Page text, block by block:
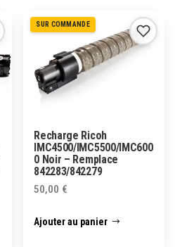
SUR COMMANDE
Recharge Ricoh
IMC4500/IMC5500/IMC600
0 Noir – Remplace
842283/842279
50,00 €
Ajouter au panier